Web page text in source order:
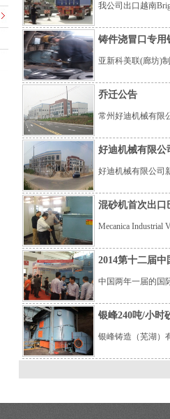
我公司出口越南
铸件浇冒口专用
亚新科美联(廊坊)
乔迁公告
常州好迪机械有限
好迪机械有限公
好迪机械有限公司
混砂机首次出
Mecanica
2014第十二届
中国两年一届的国
银峰240吨/小时
银峰铸造（芜湖）